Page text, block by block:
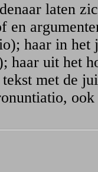
laten
en
haar in het
haar uit het
met de